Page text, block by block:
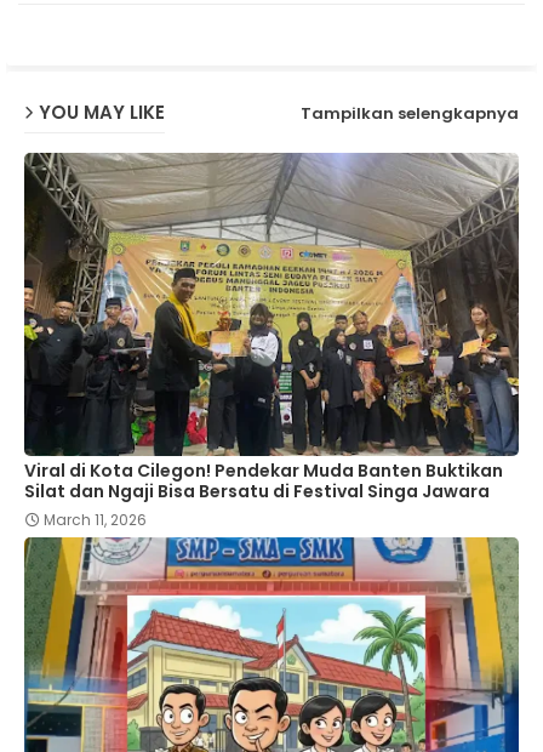
YOU MAY LIKE Tampilkan selengkapnya
Viral di Kota Cilegon! Pendekar Muda Banten Buktikan
Silat dan Ngaji Bisa Bersatu di Festival Singa Jawara
March 11, 2026